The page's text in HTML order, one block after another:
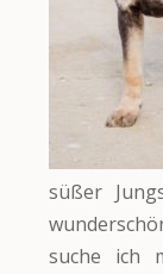
süßer
suche ich